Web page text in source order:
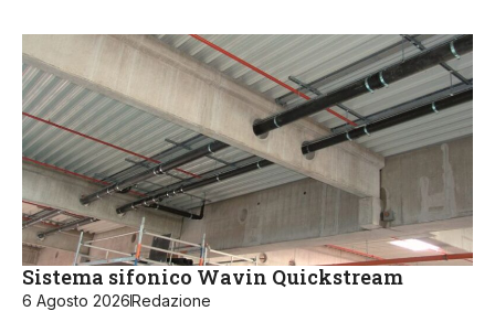
Sistema sifonico Wavin Quickstream
6 Agosto 2026Redazione